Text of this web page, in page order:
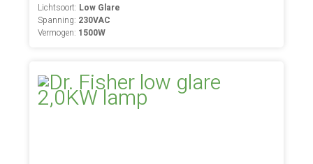
Lichtsoort: Low Glare
Spanning: 230VAC
Vermogen: 1500W